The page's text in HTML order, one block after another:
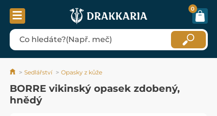
0
Sedlářství Opasky z kůže
BORRE vikinský opasek zdobený,
hnědý